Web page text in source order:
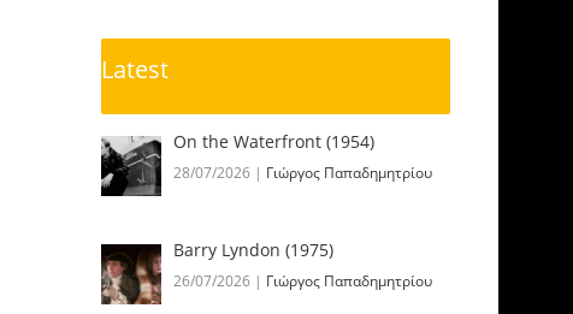
Latest
On the Waterfront (1954)
28/07/2026 | Γιώργος Παπαδημητρίου
Barry Lyndon (1975)
26/07/2026 | Γιώργος Παπαδημητρίου